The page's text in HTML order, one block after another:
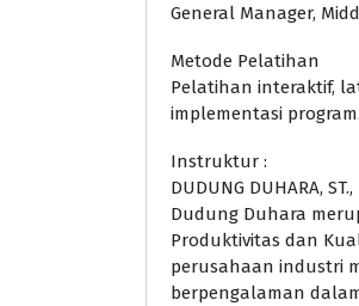
General Manager,
Metode Pelatihan
Pelatihan interaktif,
implementasi program.
Instruktur :
DUDUNG DUHARA, ST.,
Dudung Duhara
Produktivitas dan
perusahaan industri
berpengalaman